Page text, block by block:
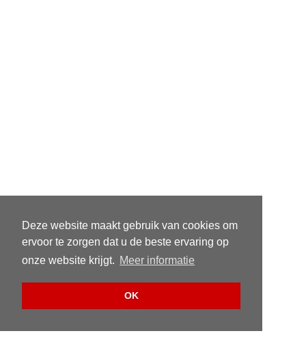
Deze website maakt gebruik van cookies om
ervoor te zorgen dat u de beste ervaring op
onze website krijgt. Meer informatie
OK